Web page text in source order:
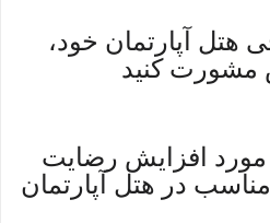
هتل آپارتمان خود،
مشورت کنید
مورد افزایش رضایت
در هتل آپارتمان